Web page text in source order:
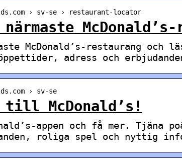
› sv-se › restaurant-locator
McDonald’s-
McDonald’s-restaurang och
adress och
› sv-se
till McDonald’s!
appen och få mer. Tjäna
roliga spel och nyttig